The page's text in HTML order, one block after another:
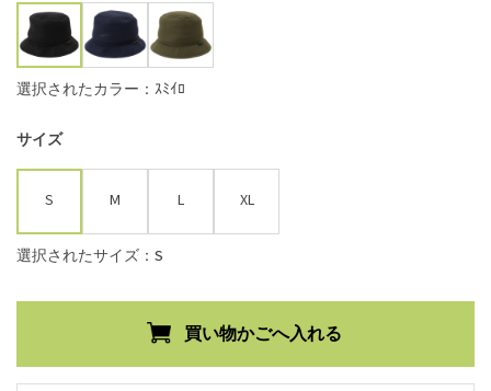
選択されたカラー：ｽﾐｲﾛ
サイズ
S M L XL
選択されたサイズ：S